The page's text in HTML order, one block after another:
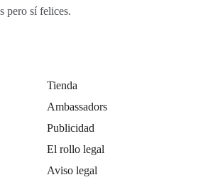
pero sí felices.
Tienda
Ambassadors
Publicidad
El rollo legal
Aviso legal